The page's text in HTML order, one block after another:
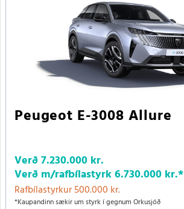
Peugeot E-3008 Allure
Verð7.230.000 kr.
Verð m/rafbílastyrk6.730.000 kr.*
Rafbílastyrkur 500.000 kr.
*Kaupandinn sækir um styrk í gegnum Orkusjóð